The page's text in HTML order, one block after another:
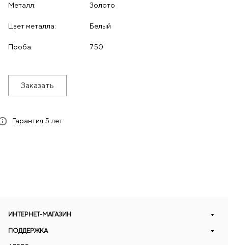
Металл: Золото
Цвет металла: Белый
Проба: 750
Заказать
Гарантия 5 лет
ИНТЕРНЕТ-МАГАЗИН
ПОДДЕРЖКА